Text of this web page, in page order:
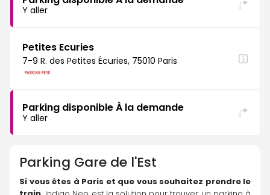
Y aller
Petites Ecuries
7-9 R. des Petites Écuries, 75010 Paris
Parking disponible À la demande
Y aller
Parking Gare de l'Est
Si vous êtes à Paris et que vous souhaitez prendre le